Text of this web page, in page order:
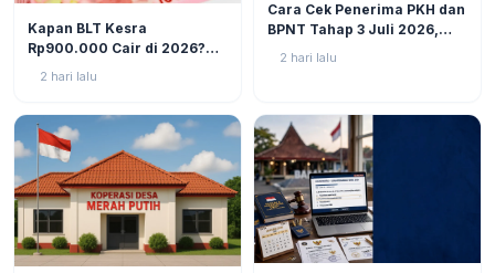
Kapan BLT Kesra
Rp900.000 Cair di 2026?
Simak Prediksi dan
2 hari lalu
Cara Cek Penerima PKH dan
BPNT Tahap 3 Juli 2026,
Bansos Sudah Mulai Cair!
2 hari lalu